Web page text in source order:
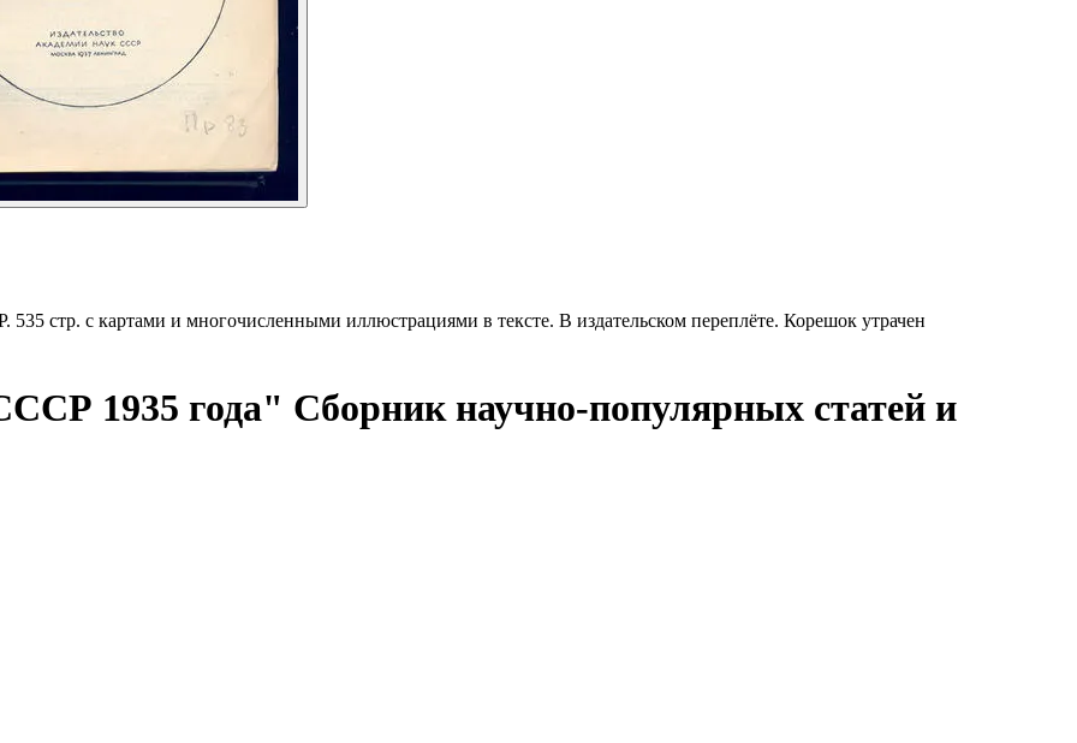
стр. с картами и многочисленными иллюстрациями в тексте. В издательском переплёте. Корешок утрачен
1935 года" Сборник научно-популярных статей и